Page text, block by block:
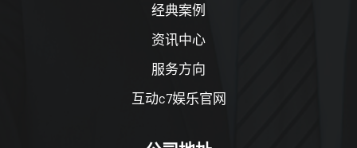
经典案例
资讯中心
服务方向
互动c7娱乐官网